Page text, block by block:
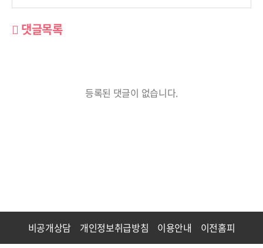
댓글목록
등록된 댓글이 없습니다.
비공개상담 개인정보취급방침 이용안내 이전홈피